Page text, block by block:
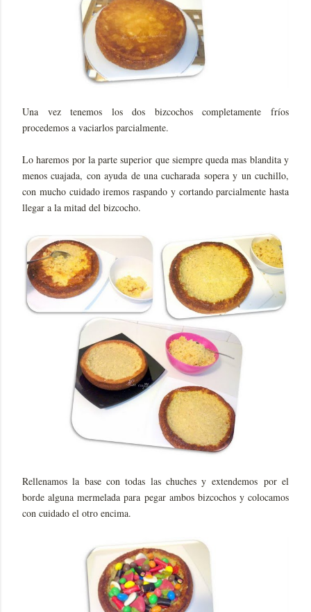
Una vez tenemos los dos bizcochos completamente fríos
procedemos a vaciarlos parcialmente.
Lo haremos por la parte superior que siempre queda mas blandita y
menos cuajada, con ayuda de una cucharada sopera y un cuchillo,
con mucho cuidado iremos raspando y cortando parcialmente hasta
llegar a la mitad del bizcocho.
Rellenamos la base con todas las chuches y extendemos por el
borde alguna mermelada para pegar ambos bizcochos y colocamos
con cuidado el otro encima.